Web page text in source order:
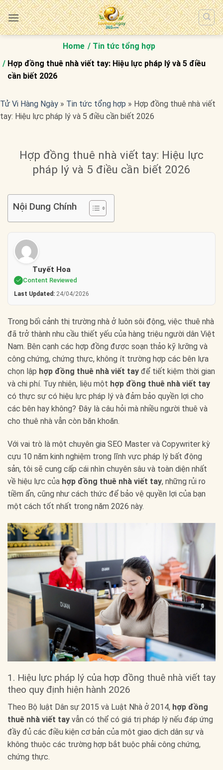
Bỏ
qua
nội
Home
Tin tức tổng hợp
Hợp đồng thuê nhà viết tay: Hiệu lực pháp lý và 5 điều
cần biết 2026
Tử Vi Hàng Ngày » Tin tức tổng hợp » Hợp đồng thuê nhà viết
tay: Hiệu lực pháp lý và 5 điều cần biết 2026
Hợp đồng thuê nhà viết tay: Hiệu lực
pháp lý và 5 điều cần biết 2026
Nội Dung Chính
Tuyết Hoa
Content Reviewed
Last Updated: 24/04/2026
Trong bối cảnh thị trường nhà ở luôn sôi động, việc thuê nhà
đã trở thành nhu cầu thiết yếu của hàng triệu người dân Việt
Nam. Bên cạnh các hợp đồng được soạn thảo kỹ lưỡng và
công chứng, chứng thực, không ít trường hợp các bên lựa
chọn lập hợp đồng thuê nhà viết tay để tiết kiệm thời gian
và chi phí. Tuy nhiên, liệu một hợp đồng thuê nhà viết tay
có thực sự có hiệu lực pháp lý và đảm bảo quyền lợi cho
các bên hay không? Đây là câu hỏi mà nhiều người thuê và
cho thuê nhà vẫn còn băn khoăn.
Với vai trò là một chuyên gia SEO Master và Copywriter kỳ
cựu 10 năm kinh nghiệm trong lĩnh vực pháp lý bất động
sản, tôi sẽ cung cấp cái nhìn chuyên sâu và toàn diện nhất
về hiệu lực của hợp đồng thuê nhà viết tay, những rủi ro
tiềm ẩn, cũng như cách thức để bảo vệ quyền lợi của bạn
một cách tốt nhất trong năm 2026 này.
1. Hiệu lực pháp lý của hợp đồng thuê nhà viết tay
theo quy định hiện hành 2026
Theo Bộ luật Dân sự 2015 và Luật Nhà ở 2014, hợp đồng
thuê nhà viết tay vẫn có thể có giá trị pháp lý nếu đáp ứng
đầy đủ các điều kiện cơ bản của một giao dịch dân sự và
không thuộc các trường hợp bắt buộc phải công chứng,
chứng thực.